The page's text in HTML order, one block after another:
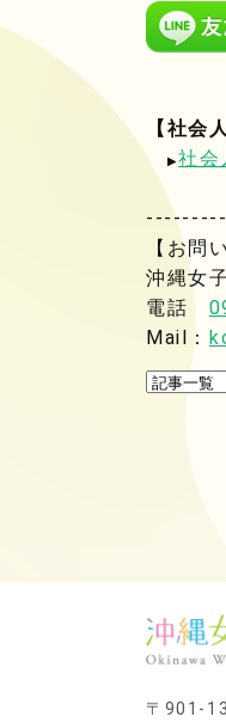
【社会
▶社会
【お問
沖縄女
電話
Mail：
〒901-